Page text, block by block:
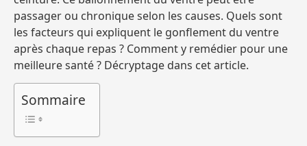
passager ou chronique selon les causes. Quels sont
les facteurs qui expliquent le gonflement du ventre
après chaque repas ? Comment y remédier pour une
meilleure santé ? Décryptage dans cet article.
Sommaire